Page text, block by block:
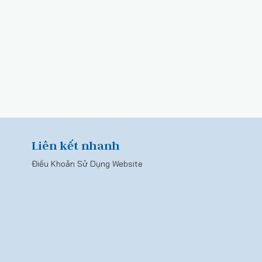
Liên kết nhanh
Điều Khoản Sử Dụng Website